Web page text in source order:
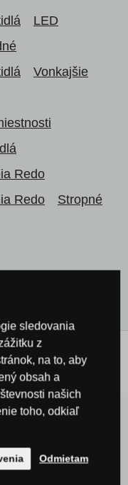
LED
Vonkajšie
Redo
Redo
Stropné
sledovania
z
na to, aby
obsah a
našich
toho, odkiaľ
Odmietam